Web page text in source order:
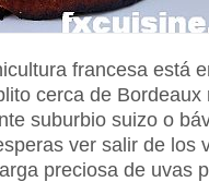
francesa está
cerca de Bordeaux
suburbio suizo o
ver salir de los
preciosa de uvas